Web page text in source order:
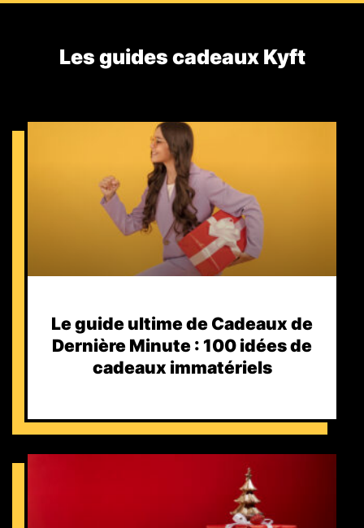
Les guides cadeaux Kyft​
Le guide ultime de Cadeaux de
Dernière Minute : 100 idées de
cadeaux immatériels